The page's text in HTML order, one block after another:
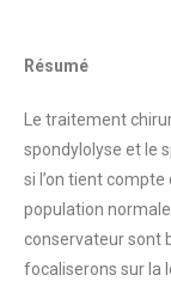
Résumé
Le traitement
spondylolyse et le
si l’on tient
population
conservateur sont
focaliserons sur la